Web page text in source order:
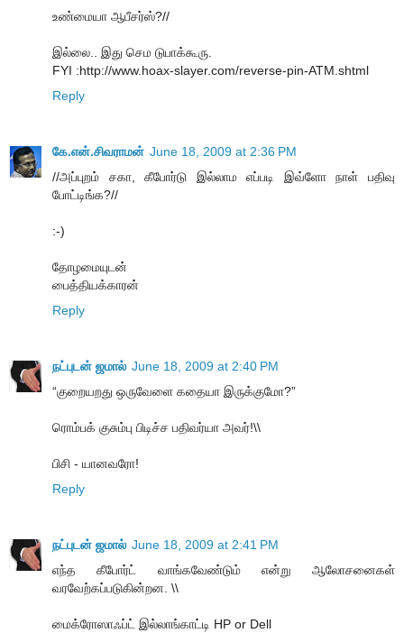
உண்மையா ஆபீசர்ஸ்?//
இல்லை.. இது செம டுபாக்கூரு.
FYI :http://www.hoax-slayer.com/reverse-pin-ATM.shtml
Reply
கே.என்.சிவராமன் June 18, 2009 at 2:36 PM
//அப்புறம் சகா, கீபோர்டு இல்லாம எப்படி இவ்ளோ நாள் பதிவு
போட்டிங்க?//
:-)
தோழமையுடன்
பைத்தியக்காரன்
Reply
நட்புடன் ஜமால் June 18, 2009 at 2:40 PM
“குறையறது ஒருவேளை கதையா இருக்குமோ?”
ரொம்பக் குசும்பு பிடிச்ச பதிவர்யா அவர்!\\
பிசி - யானவரோ!
Reply
நட்புடன் ஜமால் June 18, 2009 at 2:41 PM
எந்த கீபோர்ட் வாங்கவேண்டும் என்று ஆலோசனைகள்
வரவேற்கப்படுகின்றன. \\
மைக்ரோஸாஃப்ட் இல்லாங்காட்டி HP or Dell